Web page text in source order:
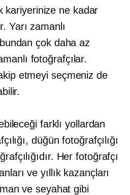
kariyerinize ne kadar
Yarı zamanlı
çok daha az
fotoğrafçılar.
etmeyi seçmeniz de
farklı yollardan
düğün fotoğrafçılığı
Her fotoğrafçı
ve yıllık kazançları
ve seyahat gibi